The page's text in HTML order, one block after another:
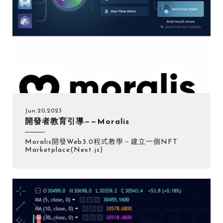
Jun.20,2023
開發者教育引導——Moralis
Moralis開發Web3.0程式教學－建立一個NFT
Marketplace(Next.js)